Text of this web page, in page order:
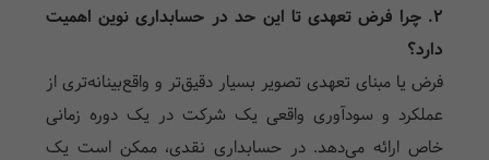
۲. چرا فرض تعهدی تا این حد در حسابداری نوین اهمیت
دارد؟
فرض یا مبنای تعهدی تصویر بسیار دقیق‌تر و واقع‌بینانه‌تری از
عملکرد و سودآوری واقعی یک شرکت در یک دوره زمانی
خاص ارائه می‌دهد. در حسابداری نقدی، ممکن است یک